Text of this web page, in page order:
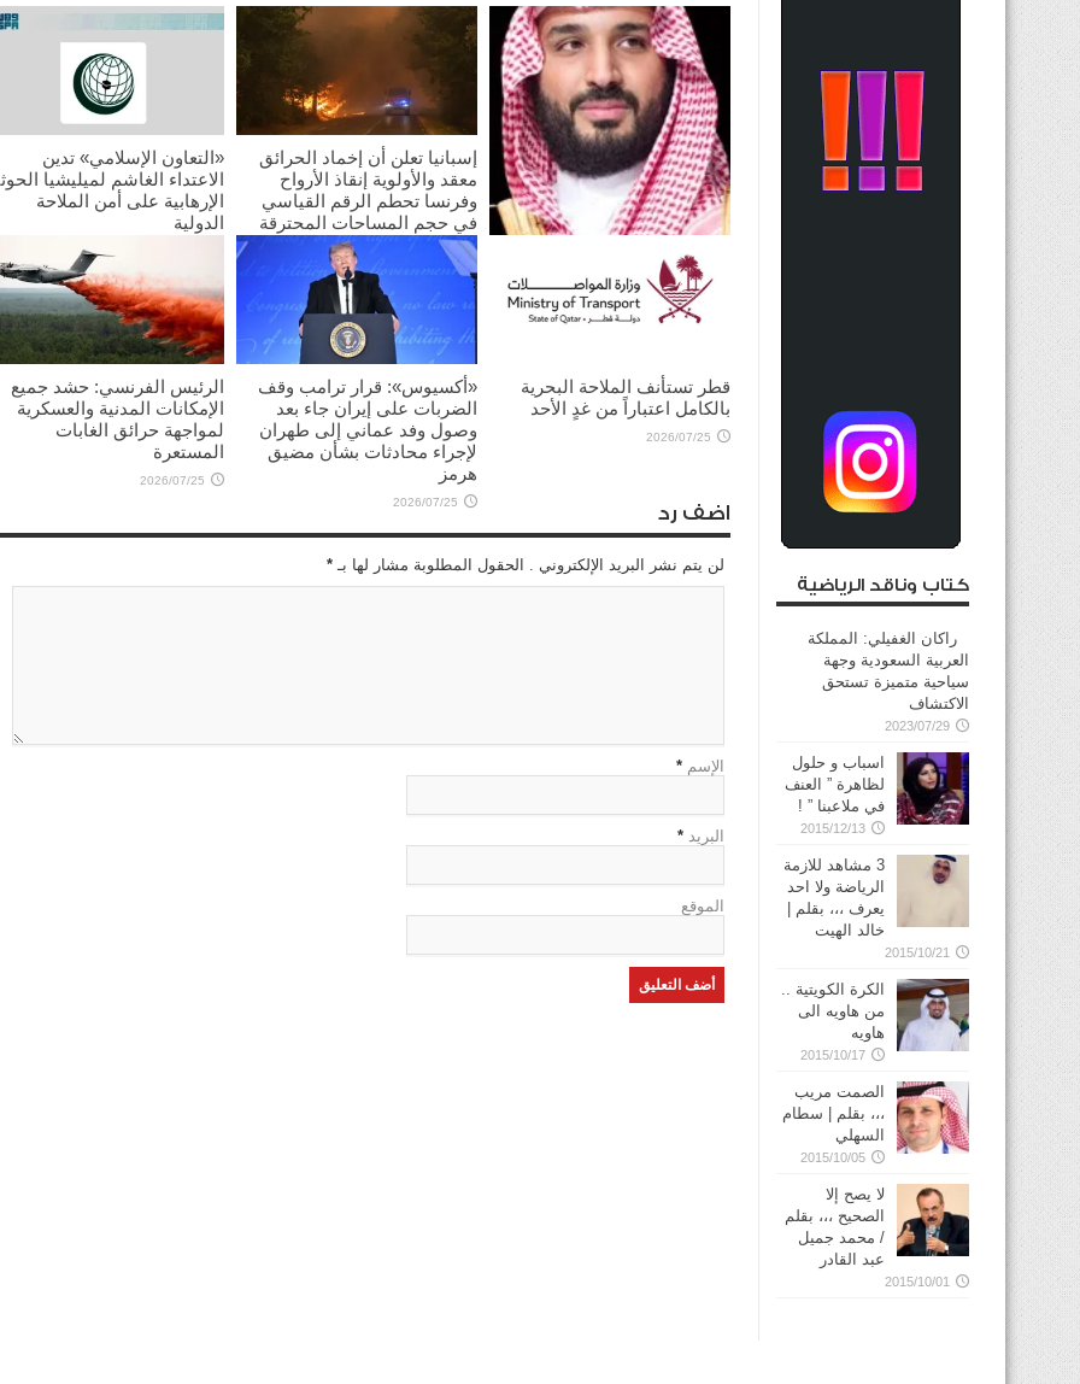
ولي العهد السعودي يؤكد
للرئيس الأميركي ضرورة تغليب
الحوار لخفض التصعيد
إسبانيا تعلن أن إخماد الحرائق
معقد والأولوية إنقاذ الأرواح
وفرنسا تحطم الرقم القياسي
في حجم المساحات المحترقة
2026/07/25
«التعاون الإسلامي» تدين
الاعتداء الغاشم لميليشيا
الإرهابية على أمن الملاحة
الدولية
قطر تستأنف الملاحة البحرية
بالكامل اعتباراً من غدٍ الأحد
2026/07/25
«أكسيوس»: قرار ترامب وقف
الضربات على إيران جاء بعد
وصول وفد عماني إلى طهران
لإجراء محادثات بشأن مضيق
هرمز
2026/07/25
الرئيس الفرنسي: حشد جميع
الإمكانات المدنية والعسكرية
لمواجهة حرائق الغابات
المستعرة
2026/07/25
اضف رد
لن يتم نشر البريد الإلكتروني . الحقول المطلوبة مشار لها بـ *
الإسم *
البريد *
الموقع
كتاب وناقد الرياضية
راكان الغفيلي: المملكة
العربية السعودية وجهة
سياحية متميزة تستحق
الاكتشاف
2023/07/29
اسباب و حلول
لظاهرة ” العنف
في ملاعبنا ” !
2015/12/13
3 مشاهد للازمة
الرياضة ولا احد
يعرف ،،، بقلم |
خالد الهيت
2015/10/21
الكرة الكويتية ..
من هاويه الى
هاويه
2015/10/17
الصمت مريب
،،، بقلم | سطام
السهلي
2015/10/05
لا يصح إلا
الصحيح ،،، بقلم
/ محمد جميل
عبد القادر
2015/10/01